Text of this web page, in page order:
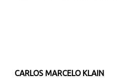
CARLOS MARCELO KLAIN